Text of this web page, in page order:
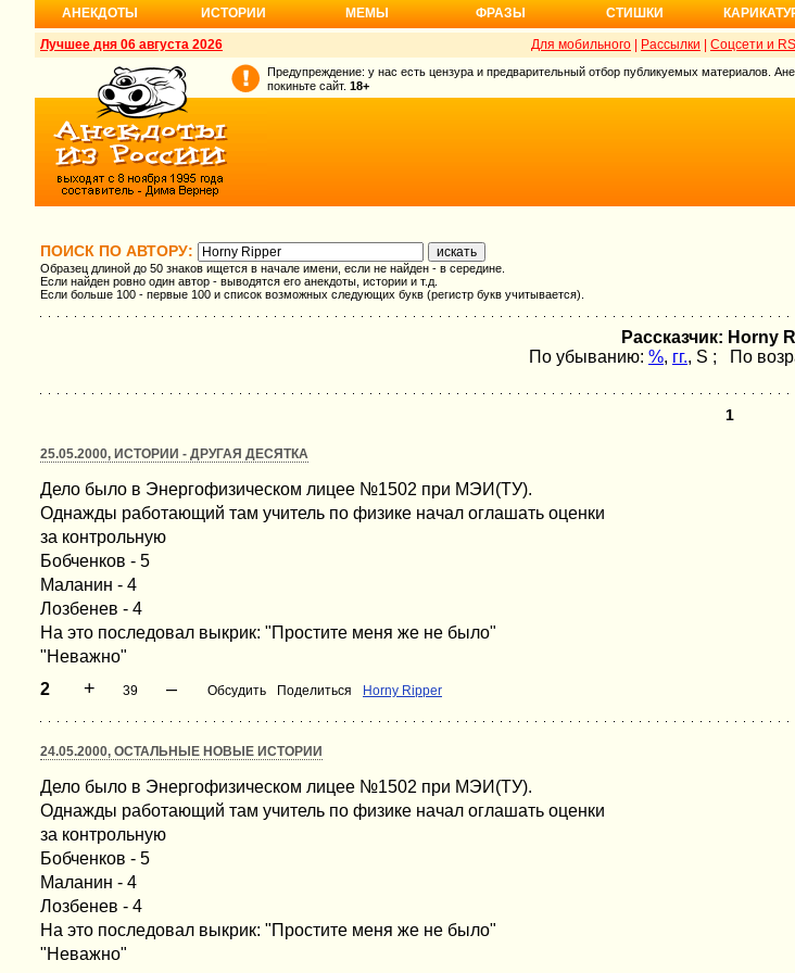
АНЕКДОТЫ ИСТОРИИ МЕМЫ ФРАЗЫ СТИШКИ
Лучшее дня 06 августа 2026 Для мобильного Рассылки Соцсети и
Предупреждение: у нас есть цензура и предварительный отбор публикуемых материалов.
покиньте сайт. 18+
ПОИСК ПО АВТОРУ:
Образец длиной до 50 знаков ищется в начале имени, если не найден - в середине.
Если найден ровно один автор - выводятся его анекдоты, истории и т.д.
Если больше 100 - первые 100 и список возможных следующих букв (регистр букв учитывается).
Рассказчик: Horny
По убыванию: %, гг., S ; По
1
25.05.2000, ИСТОРИИ - ДРУГАЯ ДЕСЯТКА
Дело было в Энергофизическом лицее №1502 при МЭИ(ТУ).
Однажды работающий там учитель по физике начал оглашать оценки
за контрольную
Бобченков - 5
Маланин - 4
Лозбенев - 4
На это последовал выкрик: "Простите меня же не было"
"Неважно"
2
+ 39 – Обсудить Поделиться Horny Ripper
24.05.2000, ОСТАЛЬНЫЕ НОВЫЕ ИСТОРИИ
Дело было в Энергофизическом лицее №1502 при МЭИ(ТУ).
Однажды работающий там учитель по физике начал оглашать оценки
за контрольную
Бобченков - 5
Маланин - 4
Лозбенев - 4
На это последовал выкрик: "Простите меня же не было"
"Неважно"